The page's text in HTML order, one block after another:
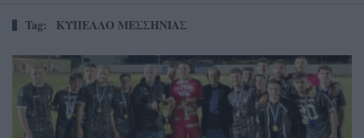
Tag: ΚΥΠΕΛΛΟ ΜΕΣΣΗΝΙΑΣ